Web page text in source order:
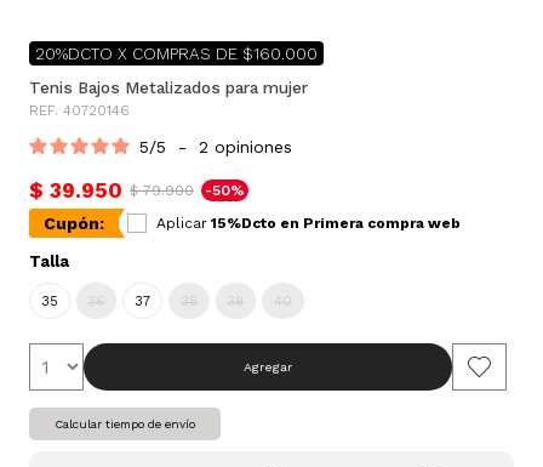
20%DCTO X COMPRAS DE $160.000
Tenis Bajos Metalizados para mujer
REF. 40720146
5/5 - 2 opiniones
$ 39.950 $ 79.900 -50%
Cupón: Aplicar 15%Dcto en Primera compra web
Talla
35 36 37 38 39 40
Agregar
Calcular tiempo de envío